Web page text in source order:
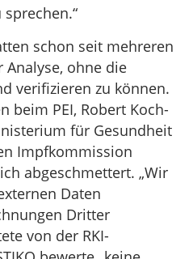
schon seit mehreren
Analyse, ohne die
verifizieren zu können.
beim PEI, Robert Koch-
für Gesundheit
Impfkommission
abgeschmettert. „Wir
Daten
Dritter
von der RKI-